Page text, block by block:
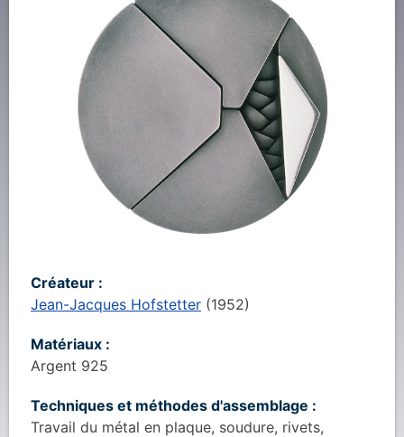
Créateur :
Jean-Jacques Hofstetter (1952)
Matériaux :
Argent 925
Techniques et méthodes d'assemblage :
Travail du métal en plaque, soudure, rivets,